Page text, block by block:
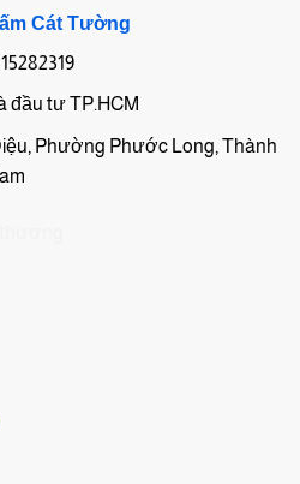
Cát Tường
đầu tư TP.HCM
Phường Phước Long, Thành